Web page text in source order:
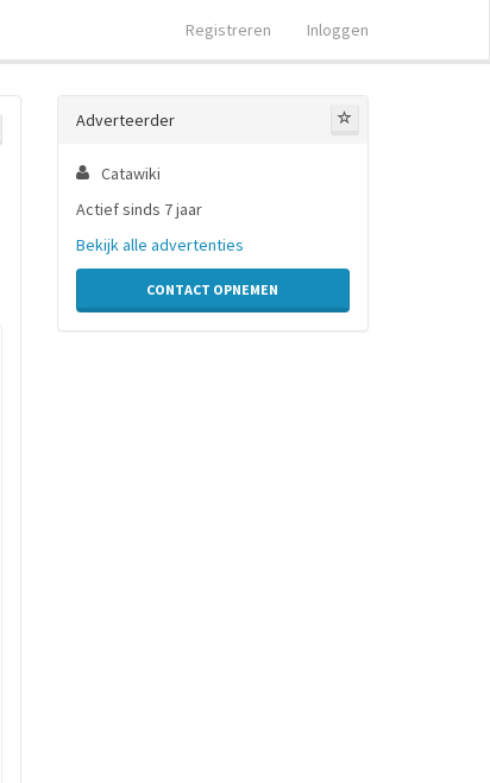
Registreren Inloggen
Adverteerder
Catawiki
Actief sinds 7 jaar
Bekijk alle advertenties
CONTACT OPNEMEN